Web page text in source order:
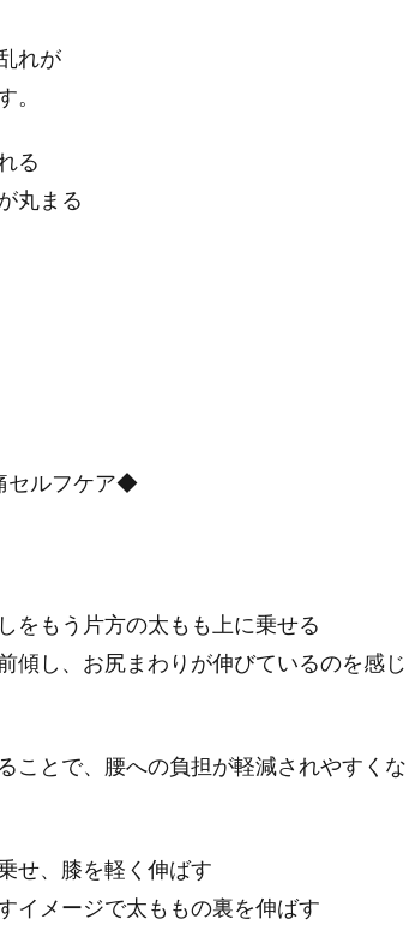
れが
。
る
丸まる
セルフケア◆
をもう片方の太もも上に乗せる
傾し、お尻まわりが伸びているのを感
ことで、腰への負担が軽減されやすく
せ、膝を軽く伸ばす
イメージで太ももの裏を伸ばす